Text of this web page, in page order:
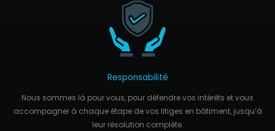
Responsabilité
Nous sommes là pour vous, pour défendre vos intérêts et vous
accompagner à chaque étape de vos litiges en bâtiment, jusqu’à
leur résolution complète.